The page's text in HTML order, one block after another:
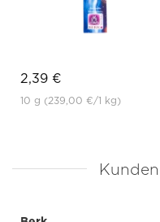
2,39 €
10 g (239,00 €/1 kg)